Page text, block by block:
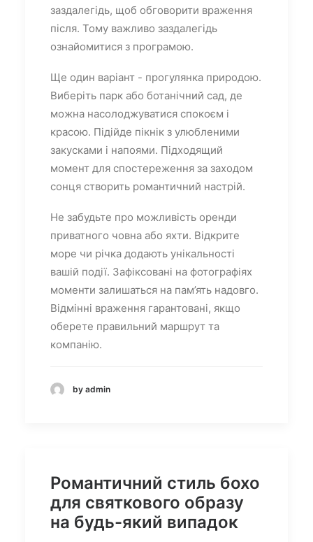
заздалегідь, щоб обговорити враження
після. Тому важливо заздалегідь
ознайомитися з програмою.
Ще один варіант - прогулянка природою.
Виберіть парк або ботанічний сад, де
можна насолоджуватися спокоєм і
красою. Підійде пікнік з улюбленими
закусками і напоями. Підходящий
момент для спостереження за заходом
сонця створить романтичний настрій.
Не забудьте про можливість оренди
приватного човна або яхти. Відкрите
море чи річка додають унікальності
вашій події. Зафіксовані на фотографіях
моменти залишаться на пам’ять надовго.
Відмінні враження гарантовані, якщо
оберете правильний маршрут та
компанію.
by admin
Романтичний стиль бохо
для святкового образу
на будь-який випадок